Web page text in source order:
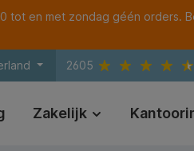
en met zondag géén orders.
2605
Zakelijk